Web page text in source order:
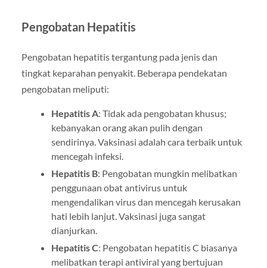
Pengobatan Hepatitis
Pengobatan hepatitis tergantung pada jenis dan
tingkat keparahan penyakit. Beberapa pendekatan
pengobatan meliputi:
Hepatitis A: Tidak ada pengobatan khusus;
kebanyakan orang akan pulih dengan
sendirinya. Vaksinasi adalah cara terbaik untuk
mencegah infeksi.
Hepatitis B: Pengobatan mungkin melibatkan
penggunaan obat antivirus untuk
mengendalikan virus dan mencegah kerusakan
hati lebih lanjut. Vaksinasi juga sangat
dianjurkan.
Hepatitis C: Pengobatan hepatitis C biasanya
melibatkan terapi antiviral yang bertujuan